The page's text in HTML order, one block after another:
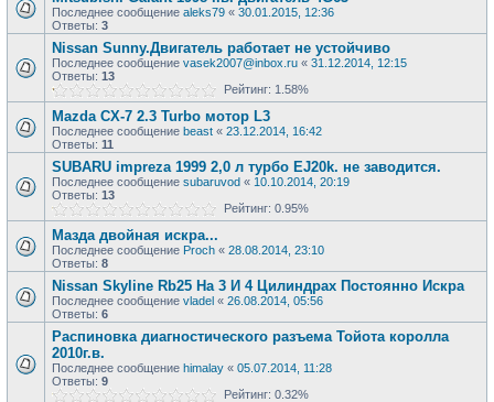
Последнее сообщение aleks79 « 30.01.2015, 12:36
Ответы: 3
Nissan Sunny.Двигатель работает не устойчиво
Последнее сообщение vasek2007@inbox.ru « 31.12.2014, 12:15
Ответы: 13
Рейтинг: 1.58%
Mazda CX-7 2.3 Turbo мотор L3
Последнее сообщение beast « 23.12.2014, 16:42
Ответы: 11
SUBARU impreza 1999 2,0 л турбо EJ20k. не заводится.
Последнее сообщение subaruvod « 10.10.2014, 20:19
Ответы: 13
Рейтинг: 0.95%
Мазда двойная искра...
Последнее сообщение Proch « 28.08.2014, 23:10
Ответы: 8
Nissan Skyline Rb25 На 3 И 4 Цилиндрах Постоянно Искра
Последнее сообщение vladel « 26.08.2014, 05:56
Ответы: 6
Распиновка диагностического разъема Тойота королла
2010г.в.
Последнее сообщение himalay « 05.07.2014, 11:28
Ответы: 9
Рейтинг: 0.32%